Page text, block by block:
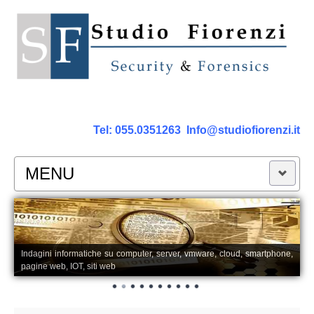
Tel: 055.0351263 Info@studiofiorenzi.it
MENU
PERIZIE
Perizia Computer
Perizia Smartphone Tablet,Cell.
Indagini informatiche su computer, server, vmware, cloud, smartphone,
pagine web, IOT, siti web